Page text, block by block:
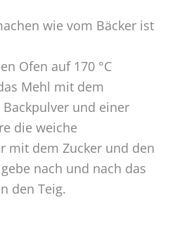
wie vom Bäcker ist
Ofen auf 170 °C
Mehl mit dem
und einer
die weiche
mit dem Zucker und den
nach und nach das
den Teig.